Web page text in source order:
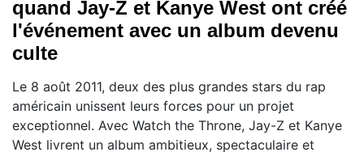
quand Jay-Z et Kanye West ont créé
l'événement avec un album devenu
culte
Le 8 août 2011, deux des plus grandes stars du rap
américain unissent leurs forces pour un projet
exceptionnel. Avec Watch the Throne, Jay-Z et Kanye
West livrent un album ambitieux, spectaculaire et